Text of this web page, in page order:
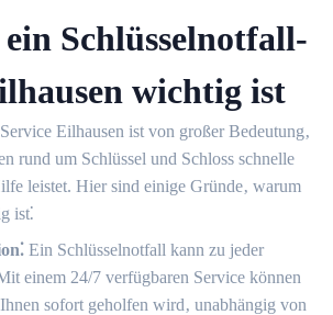
Schlüsselnotfall-
wichtig ist
Eilhausen ist von großer Bedeutung‚
rund um Schlüssel und Schloss schnelle
leistet.​ Hier sind einige Gründe‚ warum
ist⁚
Ein Schlüsselnotfall kann zu jeder
einem 24/7 verfügbaren Service können
Ihnen sofort geholfen wird‚ unabhängig von